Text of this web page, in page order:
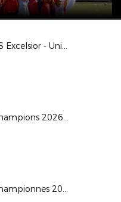
Régionale 1: AS Excelsior - Union Sporting Bénédictine
Trophée des champions 2026: JS Saint Pierroise - AS Jeanne D'Arc
Trophée des championnes 2026